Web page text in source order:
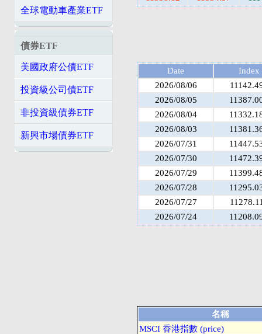
全球電動車產業ETF
債券ETF
美國政府公債ETF
投資級公司債ETF
非投資級債券ETF
新興市場債券ETF
Date
Index
2026/08/06
2026/08/05
2026/08/04
2026/08/03
2026/07/31
2026/07/30
2026/07/29
2026/07/28
2026/07/27
2026/07/24
名稱
MSCI 香港指數 (price)